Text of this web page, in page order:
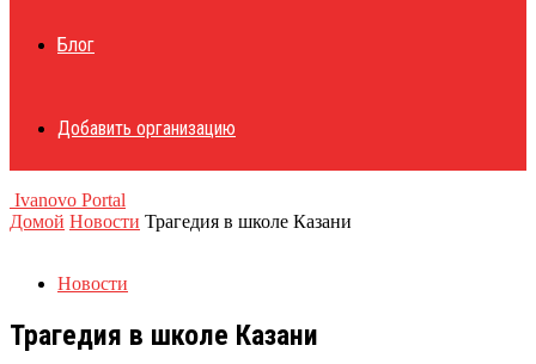
Блог
Добавить организацию
Ivanovo Portal
Домой Новости Трагедия в школе Казани
Новости
Трагедия в школе Казани